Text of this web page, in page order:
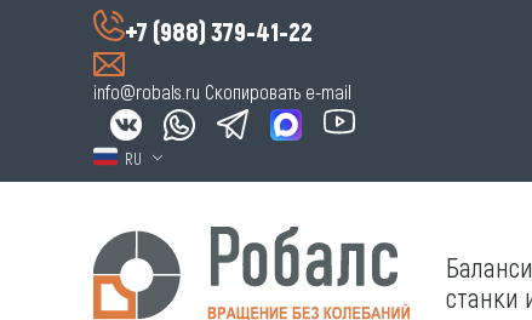
+7 (988) 379-41-22
info@robals.ru Скопировать e-mail
RU
станки